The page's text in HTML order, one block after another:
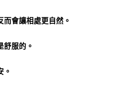
而會讓相處更自然。
舒服的。
。